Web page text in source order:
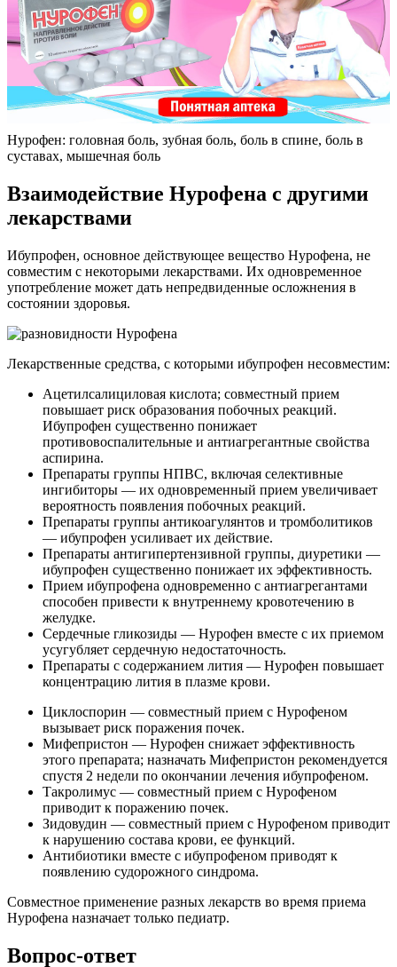
Нурофен: головная боль, зубная боль, боль в спине, боль в
суставах, мышечная боль
Взаимодействие Нурофена с другими
лекарствами
Ибупрофен, основное действующее вещество Нурофена, не
совместим с некоторыми лекарствами. Их одновременное
употребление может дать непредвиденные осложнения в
состоянии здоровья.
Лекарственные средства, с которыми ибупрофен несовместим:
Ацетилсалициловая кислота; совместный прием
повышает риск образования побочных реакций.
Ибупрофен существенно понижает
противовоспалительные и антиагрегантные свойства
аспирина.
Препараты группы НПВС, включая селективные
ингибиторы — их одновременный прием увеличивает
вероятность появления побочных реакций.
Препараты группы антикоагулянтов и тромболитиков
— ибупрофен усиливает их действие.
Препараты антигипертензивной группы, диуретики —
ибупрофен существенно понижает их эффективность.
Прием ибупрофена одновременно с антиагрегантами
способен привести к внутреннему кровотечению в
желудке.
Сердечные гликозиды — Нурофен вместе с их приемом
усугубляет сердечную недостаточность.
Препараты с содержанием лития — Нурофен повышает
концентрацию лития в плазме крови.
Циклоспорин — совместный прием с Нурофеном
вызывает риск поражения почек.
Мифепристон — Нурофен снижает эффективность
этого препарата; назначать Мифепристон рекомендуется
спустя 2 недели по окончании лечения ибупрофеном.
Такролимус — совместный прием с Нурофеном
приводит к поражению почек.
Зидовудин — совместный прием с Нурофеном приводит
к нарушению состава крови, ее функций.
Антибиотики вместе с ибупрофеном приводят к
появлению судорожного синдрома.
Совместное применение разных лекарств во время приема
Нурофена назначает только педиатр.
Вопрос-ответ